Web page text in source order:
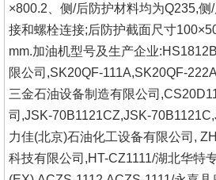
×800.2、侧/后防护材料均为Q235,
接和螺栓连接;后防护截面尺寸
mm.加油机型号及生产企业
限公司,SK20QF-111A,SK20QF-
三金石油设备制造有限公司
司,JSK-70B1121CZ,JSK-
力佳(北京)石油化工设备有限公司,
科技有限公司,HT-CZ1111/湖北华特